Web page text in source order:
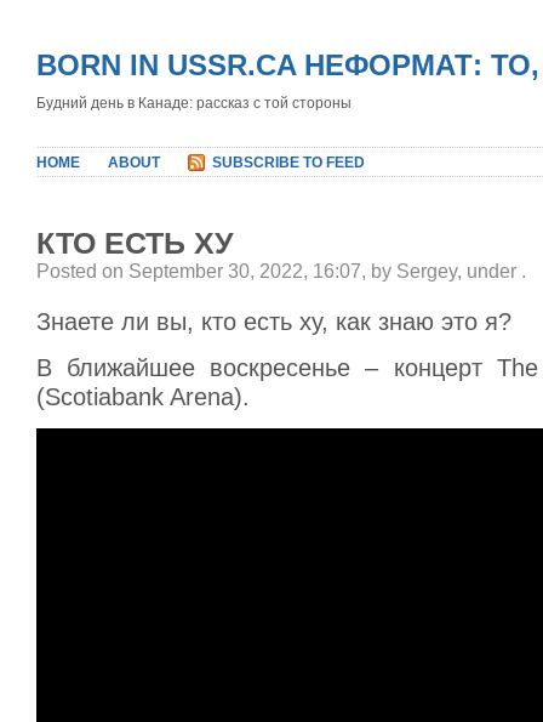
BORN IN USSR.CA НЕФОРМАТ:
Будний день в Канаде: рассказ с той стороны
HOME ABOUT SUBSCRIBE TO FEED
КТО ЕСТЬ ХУ
Posted on September 30, 2022, 16:07, by Sergey, under .
Знаете ли вы, кто есть ху, как знаю это я?
В ближайшее воскресенье – концерт
(Scotiabank Arena).